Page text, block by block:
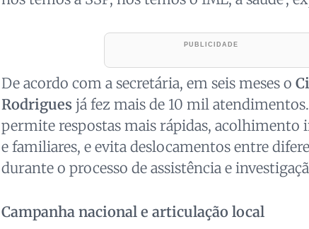
De acordo com a secretária, em seis meses o
Rodriguesjá fez mais de 10 mil
permite respostas mais rápidas, acolhimento
e familiares, e evita deslocamentos entre
durante o processo de assistência e
Campanha nacional e articulação local